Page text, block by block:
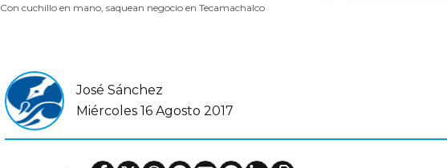
Con cuchillo en mano, saquean negocio en Tecamachalco
José Sánchez
Miércoles 16 Agosto 2017